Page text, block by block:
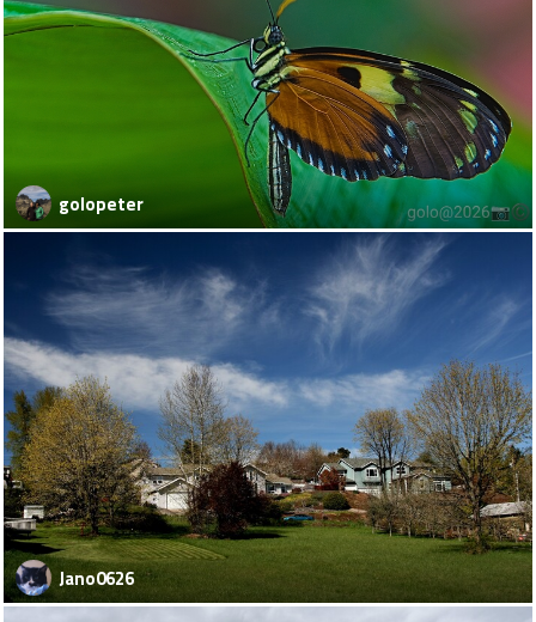
golopeter
Jano0626